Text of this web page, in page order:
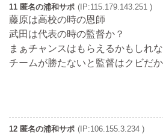
11 匿名の浦和サポ (IP:115.179.143.251 )
藤原は高校の時の恩師
武田は代表の時の監督か？
まぁチャンスはもらえるかもしれ
チームが勝たないと監督はクビだ
12 匿名の浦和サポ (IP:106.155.3.234 )